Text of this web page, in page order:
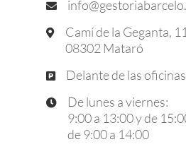


Camí de la Geganta,
08302 Mataró
 Delante de las oficinas

De lunes a viernes:
9:00 a 13:00 y de
de 9:00 a 14:00